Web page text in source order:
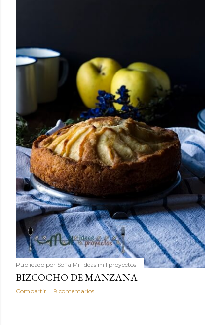
Publicado por Sofía Mil ideas mil proyectos
BIZCOCHO DE MANZANA
Compartir 9 comentarios